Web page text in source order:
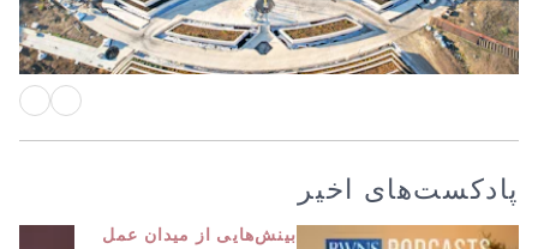
پادکست‌های اخیر
بینش‌هایی از میدان عمل